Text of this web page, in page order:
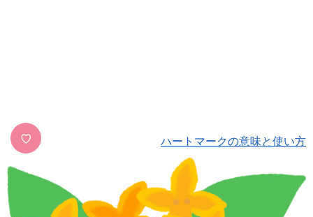
♡ ハートマークの意味と使い方